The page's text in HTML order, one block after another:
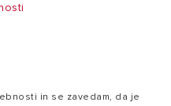
in se zavedam, da je